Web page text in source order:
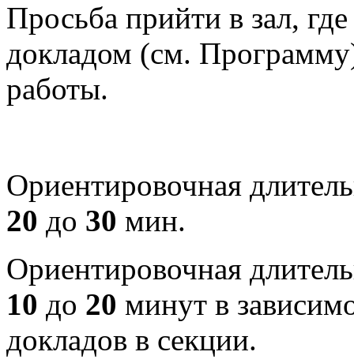
Просьба прийти в зал,
докладом (см.
работы.
Ориентировочная
20 до 30 мин.
Ориентировочная
10 до 20 минут в
докладов в секции.